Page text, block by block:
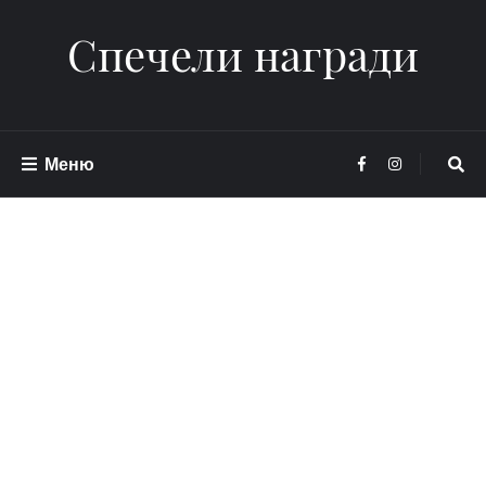
Спечели награди
Меню